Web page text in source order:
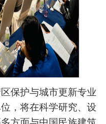
保护与城市更新专业
，将在科学研究、设